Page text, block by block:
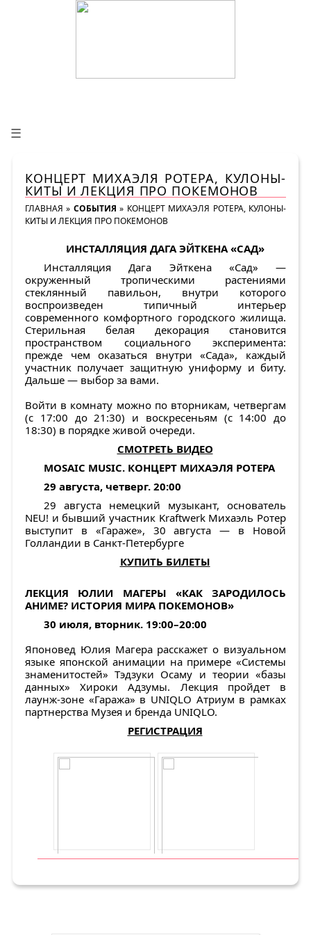
☰
КОНЦЕРТ МИХАЭЛЯ РОТЕРА, КУЛОНЫ-
КИТЫ И ЛЕКЦИЯ ПРО ПОКЕМОНОВ
ГЛАВНАЯ » СОБЫТИЯ » КОНЦЕРТ МИХАЭЛЯ РОТЕРА, КУЛОНЫ-
КИТЫ И ЛЕКЦИЯ ПРО ПОКЕМОНОВ
ИНСТАЛЛЯЦИЯ ДАГА ЭЙТКЕНА «САД»
Инсталляция Дага Эйткена «Сад» —
окруженный тропическими растениями
стеклянный павильон, внутри которого
воспроизведен типичный интерьер
современного комфортного городского жилища.
Стерильная белая декорация становится
пространством социального эксперимента:
прежде чем оказаться внутри «Сада», каждый
участник получает защитную униформу и биту.
Дальше — выбор за вами.
Войти в комнату можно по вторникам, четвергам
(с 17:00 до 21:30) и воскресеньям (с 14:00 до
18:30) в порядке живой очереди.
СМОТРЕТЬ ВИДЕО
MOSAIC MUSIC. КОНЦЕРТ МИХАЭЛЯ РОТЕРА
29 августа, четверг. 20:00
29 августа немецкий музыкант, основатель
NEU! и бывший участник Kraftwerk Михаэль Ротер
выступит в «Гараже», 30 августа — в Новой
Голландии в Санкт-Петербурге
КУПИТЬ БИЛЕТЫ
ЛЕКЦИЯ ЮЛИИ МАГЕРЫ «КАК ЗАРОДИЛОСЬ
АНИМЕ? ИСТОРИЯ МИРА ПОКЕМОНОВ»
30 июля, вторник. 19:00–20:00
Японовед Юлия Магера расскажет о визуальном
языке японской анимации на примере «Системы
знаменитостей» Тэдзуки Осаму и теории «базы
данных» Хироки Адзумы. Лекция пройдет в
лаунж-зоне «Гаража» в UNIQLO Атриум в рамках
партнерства Музея и бренда UNIQLO.
РЕГИСТРАЦИЯ